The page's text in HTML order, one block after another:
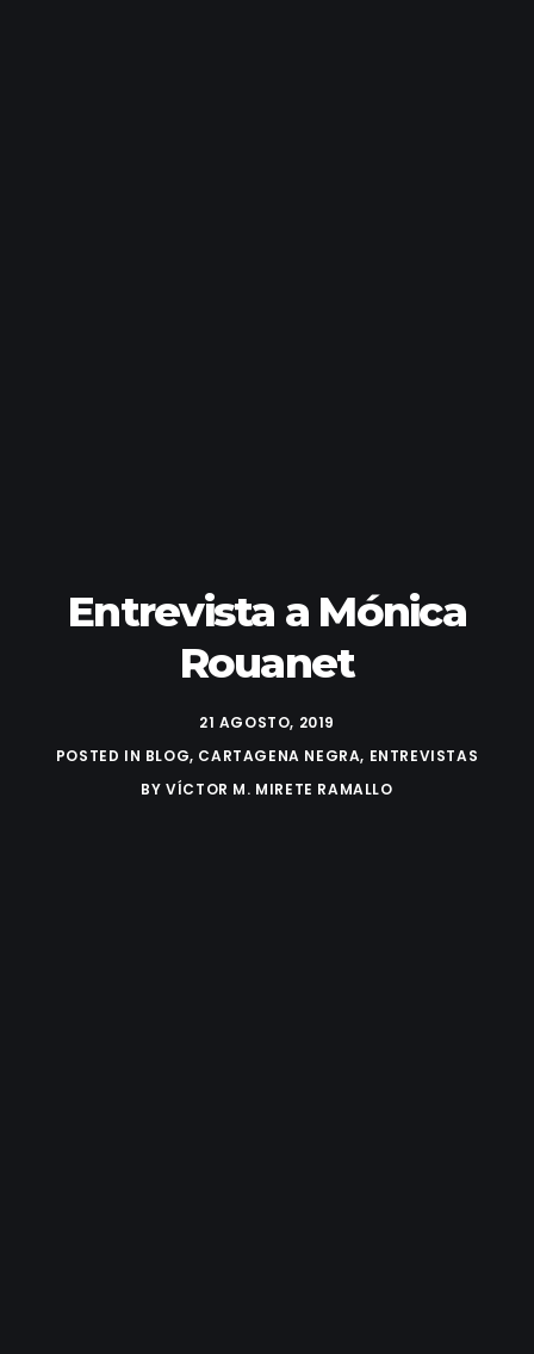
Entrevista a Mónica
Rouanet
21 AGOSTO, 2019
POSTED IN BLOG, CARTAGENA NEGRA, ENTREVISTAS
BYVÍCTOR M. MIRETE RAMALLO